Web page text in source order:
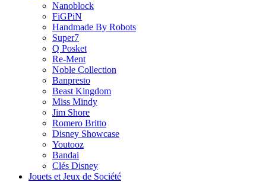
Nanoblock
FiGPiN
Handmade By Robots
Super7
Q Posket
Re-Ment
Noble Collection
Banpresto
Beast Kingdom
Miss Mindy
Jim Shore
Romero Britto
Disney Showcase
Youtooz
Bandai
Clés Disney
Jouets et Jeux de Société